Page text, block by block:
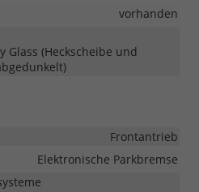
vorhanden
Glass (Heckscheibe und
Frontantrieb
Elektronische Parkbremse